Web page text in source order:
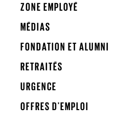
ZONE EMPLOYÉ
MÉDIAS
FONDATION ET ALUMNI
RETRAITÉS
URGENCE
OFFRES D'EMPLOI